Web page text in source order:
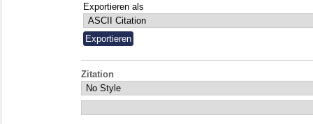
Exportieren als
Zitation